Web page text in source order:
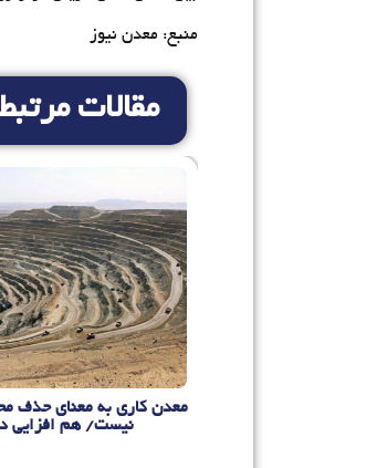
منبع: معدن نیوز
مقالات
معدن کاری به معنای حذف
نیست/ هم افزایی